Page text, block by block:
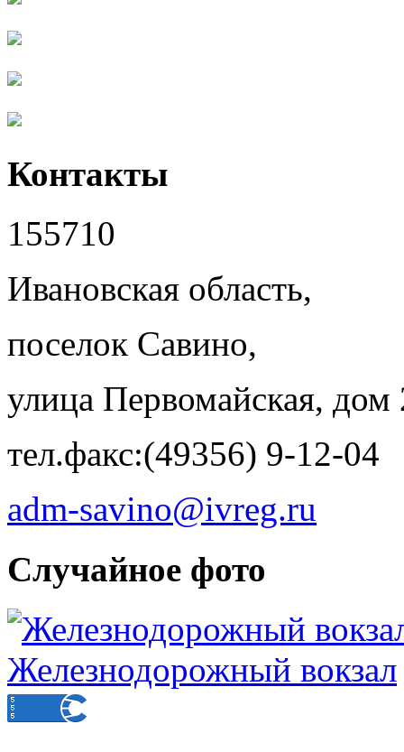
Контакты
155710
Ивановская область,
поселок Савино,
улица Первомайская, дом
тел.факс:(49356) 9-12-04
adm-savino@ivreg.ru
Случайное фото
Железнодорожный вокзал